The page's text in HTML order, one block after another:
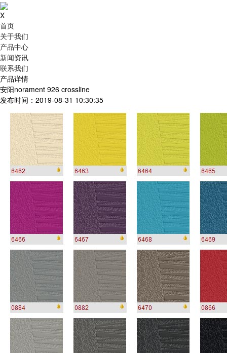
X
首页
关于我们
产品中心
新闻资讯
联系我们
产品详情
安阳norament 926 crossline
发布时间：2019-08-31 10:30:35